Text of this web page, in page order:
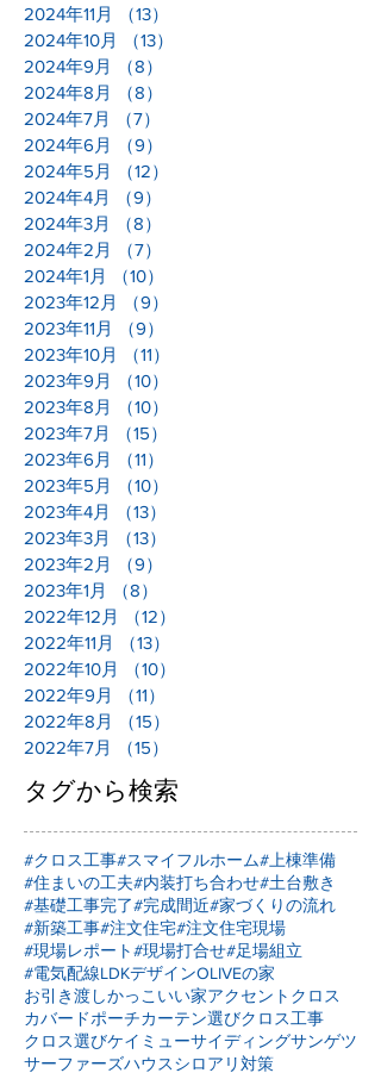
2024年11月
（13）
2024年10月
（13）
2024年9月
（8）
2024年8月
（8）
2024年7月
（7）
2024年6月
（9）
2024年5月
（12）
2024年4月
（9）
2024年3月
（8）
2024年2月
（7）
2024年1月
（10）
2023年12月
（9）
2023年11月
（9）
2023年10月
（11）
2023年9月
（10）
2023年8月
（10）
2023年7月
（15）
2023年6月
（11）
2023年5月
（10）
2023年4月
（13）
2023年3月
（13）
2023年2月
（9）
2023年1月
（8）
2022年12月
（12）
2022年11月
（13）
2022年10月
（10）
2022年9月
（11）
2022年8月
（15）
2022年7月
（15）
タグから検索
#クロス工事#スマイフルホーム#上棟準備
#住まいの工夫#内装打ち合わせ#土台敷き
#基礎工事完了#完成間近#家づくりの流れ
#新築工事#注文住宅#注文住宅現場
#現場レポート#現場打合せ#足場組立
#電気配線LDKデザインOLIVEの家
お引き渡しかっこいい家アクセントクロス
カバードポーチカーテン選びクロス工事
クロス選びケイミューサイディングサンゲツ
サーファーズハウスシロアリ対策